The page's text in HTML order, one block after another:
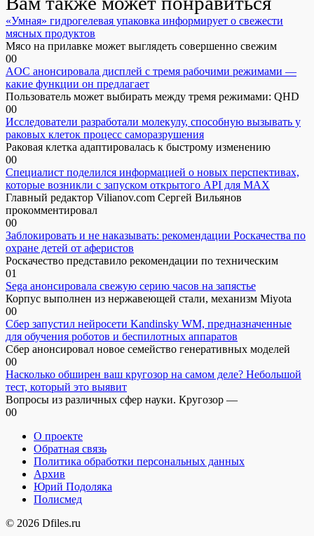
«Умная» гидрогелевая упаковка информирует о свежести
мясных продуктов
Мясо на прилавке может выглядеть совершенно свежим
00
AOC анонсировала дисплей с тремя рабочими режимами —
какие функции он предлагает
Пользователь может выбирать между тремя режимами: QHD
00
Исследователи разработали молекулу, способную вызывать у
раковых клеток процесс саморазрушения
Раковая клетка адаптировалась к быстрому изменению
00
Специалист поделился информацией о новых перспективах,
которые возникли с запуском открытого API для МАХ
Главный редактор Vilianov.com Сергей Вильянов
прокомментировал
00
Заблокировать и не наказывать: рекомендации Роскачества по
охране детей от аферистов
Роскачество представило рекомендации по техническим
01
Sega анонсировала свежую серию часов на запястье
Корпус выполнен из нержавеющей стали, механизм Miyota
00
Сбер запустил нейросети Kandinsky WM, предназначенные
для обучения роботов и беспилотных аппаратов
Сбер анонсировал новое семейство генеративных моделей
00
Насколько обширен ваш кругозор на самом деле? Небольшой
тест, который это выявит
Вопросы из различных сфер науки. Кругозор —
00
О проекте
Обратная связь
Политика обработки персональных данных
Архив
Юрий Подоляка
Полисмед
© 2026 Dfiles.ru